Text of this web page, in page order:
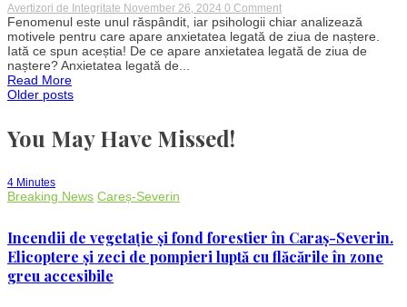
Avertizori de Integritate November 26, 2024 0 Commenton
De
ce
apare
anxietatea
Fenomenul este unul răspândit, iar psihologii chiar analizează
motivele pentru care apare anxietatea legată de ziua de naștere.
Iată ce spun aceștia! De ce apare anxietatea legată de ziua de
naștere? Anxietatea legată de...
Read More
Posts
navigation
Older posts
You May Have Missed!
4 Minutes
Breaking News Careș-Severin
Incendii de vegetație și fond forestier în Caraș-Severin.
Elicoptere și zeci de pompieri luptă cu flăcările în zone
greu accesibile